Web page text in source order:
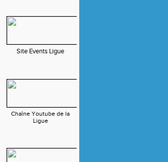
Site Events Ligue
Chaîne Youtube de la
Ligue